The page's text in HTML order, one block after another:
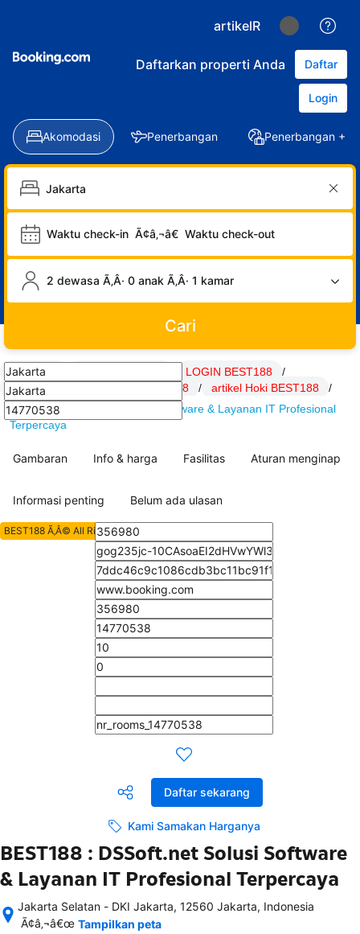
artikelR
Daftarkan properti Anda Daftar
Login
Akomodasi Penerbangan Penerbangan +
Waktu check-in Ã¢â‚¬â€ Waktu check-out
2 dewasa Ã‚Â· 0 anak Ã‚Â· 1 kamar
Cari
BEST188 LOGIN BEST188
/
Link BEST188
SITUS BEST188 / artikel Hoki BEST188
/
BEST188 : DSSoft.net Solusi Software & Layanan IT Profesional
Terpercaya
Gambaran Info & harga Fasilitas Aturan menginap
Informasi penting Belum ada ulasan
Daftar sekarang
Kami Samakan Harganya
BEST188 Ã‚Â© All Rights Reserved
BEST188 : DSSoft.net Solusi Software
& Layanan IT Profesional Terpercaya
Jakarta Selatan - DKI Jakarta, 12560 Jakarta, Indonesia
Setelah
Ã¢â‚¬â€œ Tampilkan peta